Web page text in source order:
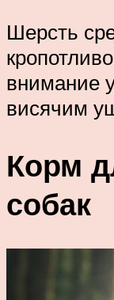
Шерсть
внимание
висячим
Корм
собак